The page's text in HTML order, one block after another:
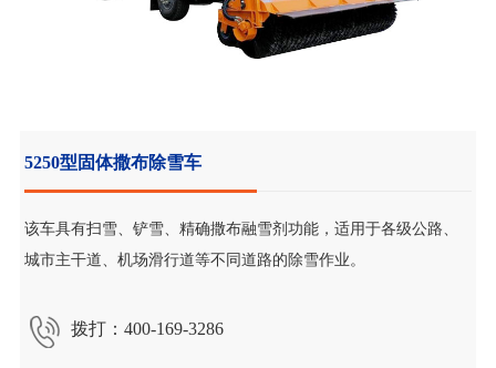
5250型固体撒布除雪车
该车具有扫雪、铲雪、精确撒布融雪剂功能，适用于各级公路、
城市主干道、机场滑行道等不同道路的除雪作业。
拨打：400-169-3286